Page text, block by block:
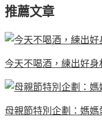
推薦文章
今天不喝酒，練出好
母親節特別企劃：媽